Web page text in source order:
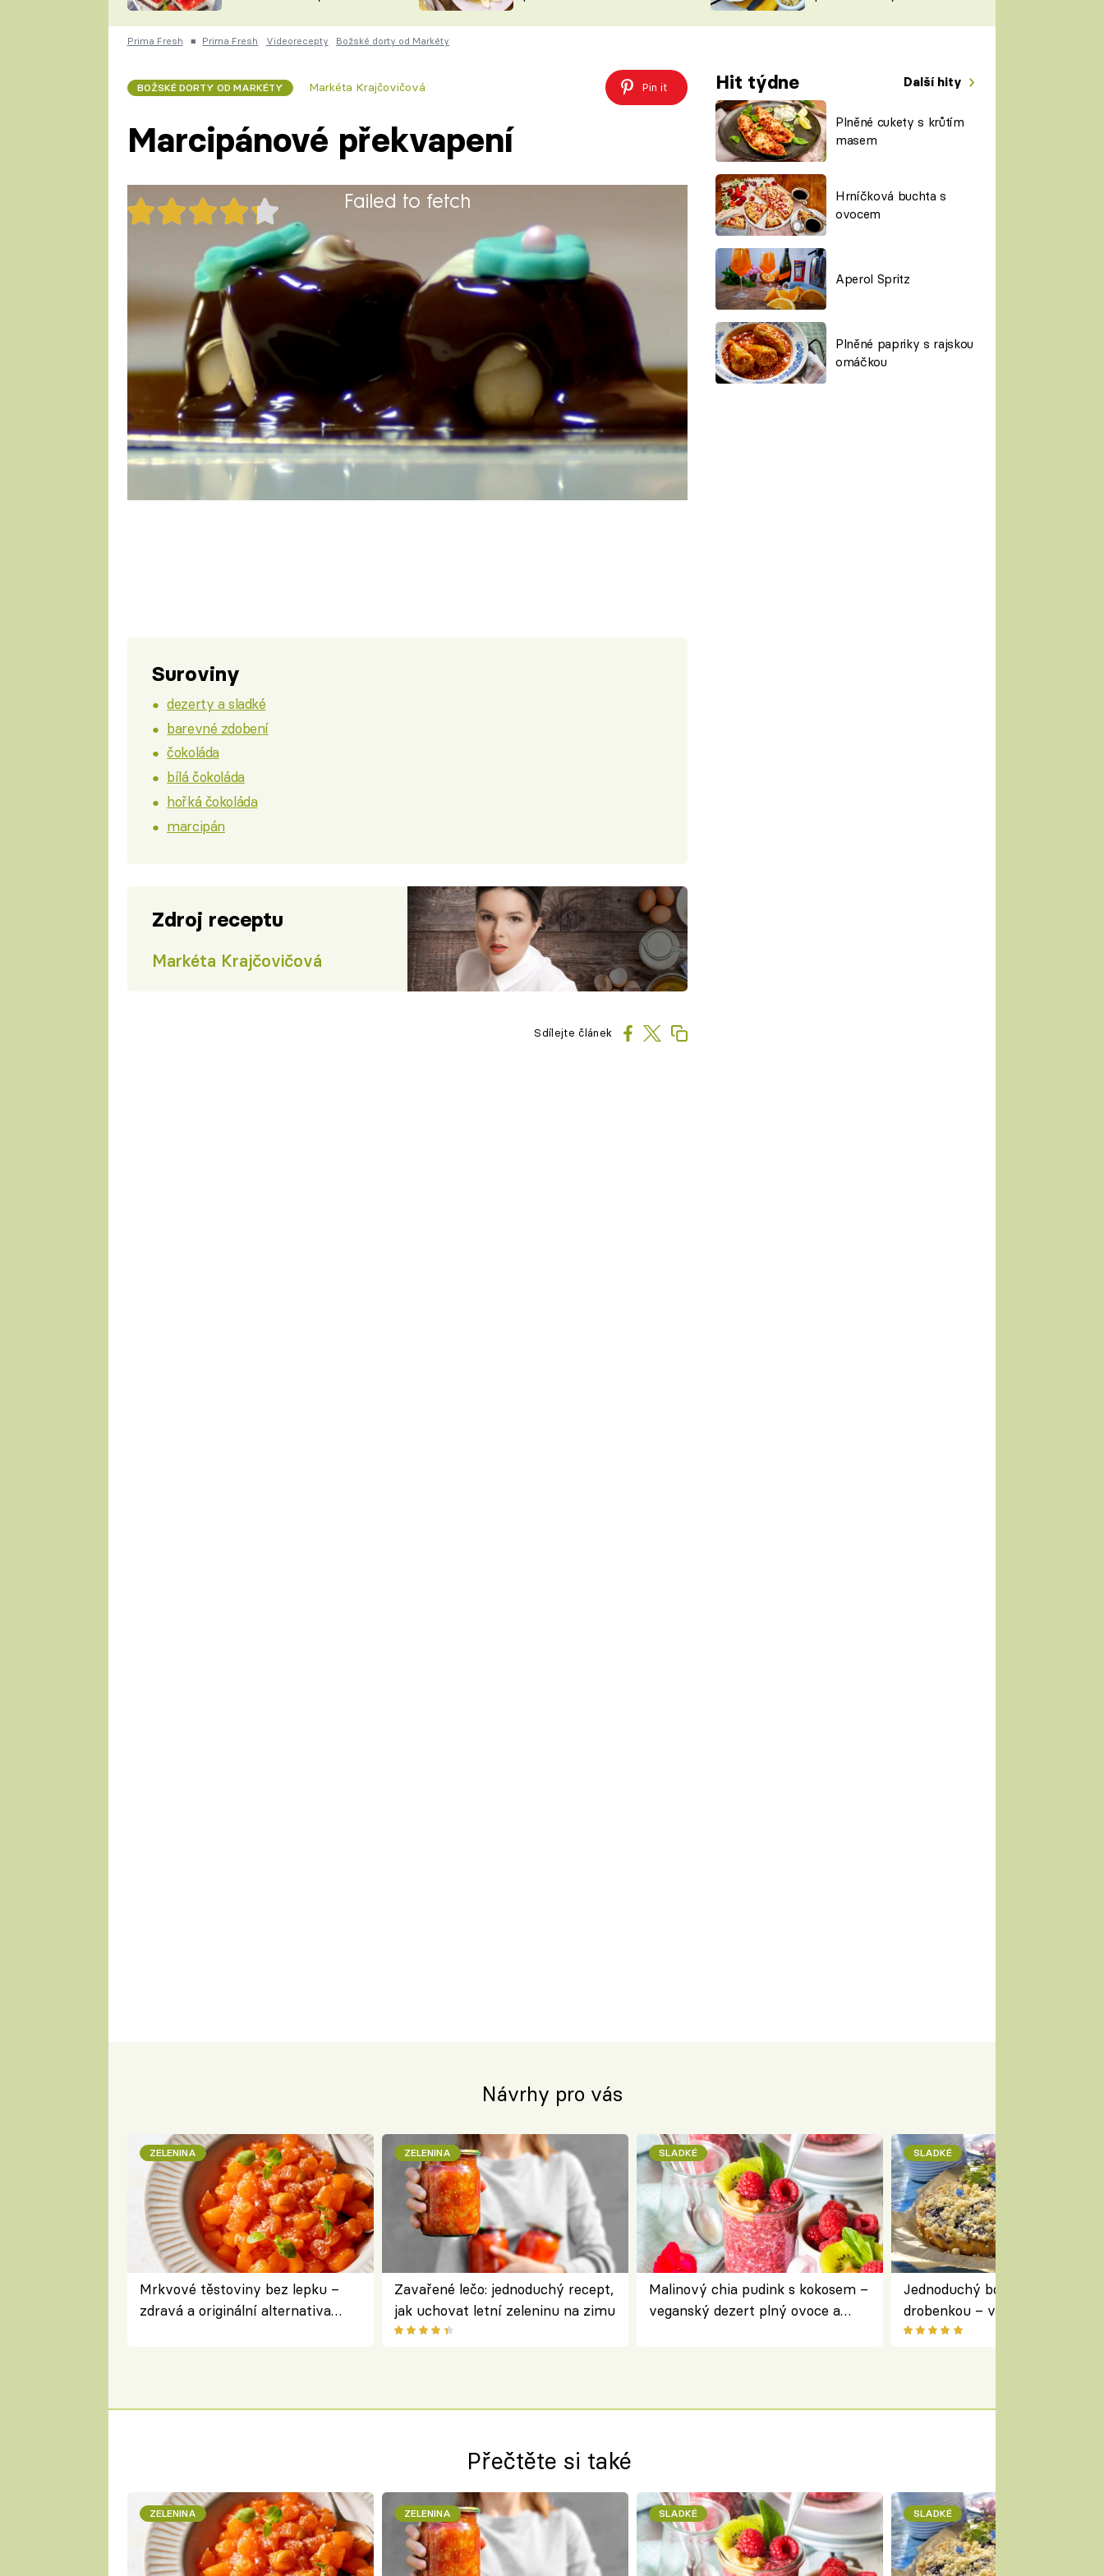
ČESKO NA TALÍŘI
KUCHAŘKA
VYCHYTÁVKY
ŠÉFREDAKTORKY
ČASOPIS
Prima Fresh ■ Prima Fresh Videorecepty Božské dorty od Markéty
BOŽSKÉ DORTY OD MARKÉTY Markéta Krajčovičová Pin it Hit týdne Další hity
Plněné cukety s krůtím
masem
Hrníčková buchta s
ovocem
Aperol Spritz
Plněné papriky s rajskou
omáčkou
Marcipánové překvapení
Failed to fetch
Marcipánové překvapení
1 porce 30 minut
Suroviny
dezerty a sladké
barevné zdobení
čokoláda
bílá čokoláda
hořká čokoláda
marcipán
Zdroj receptu
Markéta Krajčovičová
Sdílejte článek
Návrhy pro vás
ZELENINA
Mrkvové těstoviny bez lepku –
zdravá a originální alternativa
ZELENINA
Zavařené lečo: jednoduchý recept,
jak uchovat letní zeleninu na zimu
SLADKÉ
Malinový chia pudink s kokosem –
veganský dezert plný ovoce a
SLADKÉ
Jednoduchý borůvkový koláč s
drobenkou – vláčný moučník
ovoce
Přečtěte si také
ZELENINA ZELENINA SLADKÉ SLADKÉ